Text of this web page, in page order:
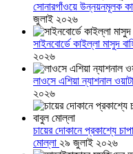
সোনারগাঁওয়ে উন্নয়নমূলক
জুলাই ২০২৬
সাইনবোর্ডে কাইল্লা মাসুদ
২০২৬
লাওসে এশিয়া ন্যাশনাল
২০২৬
চায়ের দোকানে প্রকাশ্যে
মোল্লা ২৯ জুলাই ২০২৬